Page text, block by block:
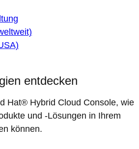
entdecken
Hat® Hybrid Cloud Console, wie
und -Lösungen in Ihrem
können.